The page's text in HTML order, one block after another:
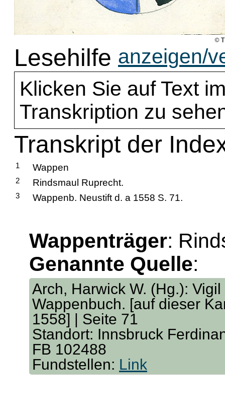
Lesehilfe anzeigen/
Klicken Sie auf Text
Transkription zu
Transkript der
1 Wappen
2 Rindsmaul Ruprecht.
3 Wappenb. Neustift d. a 1558 S. 71.
Wappenträger:
Genannte Quelle:
Arch, Harwick W. (Hg.):
Wappenbuch. [auf dieser
1558] | Seite 71
Standort: Innsbruck
FB 102488
Fundstellen: Link